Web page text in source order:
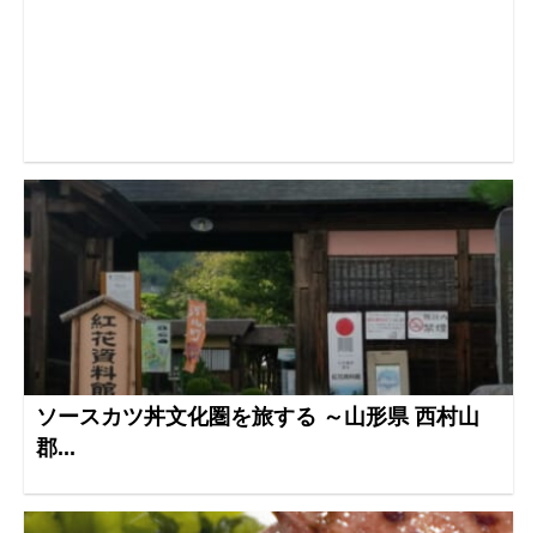
ソースカツ丼文化圏を旅する ～山形県 西村山
郡...